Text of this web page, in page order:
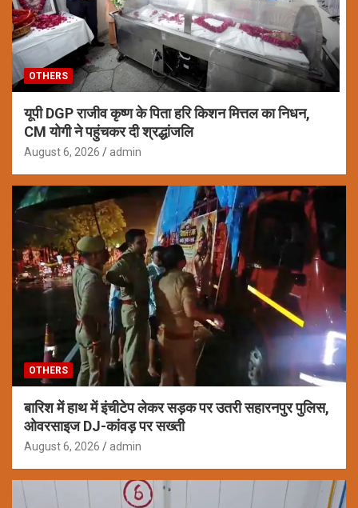
OTHERS
यूपी DGP राजीव कृष्ण के पिता हरि किशन मित्तल का निधन,
CM योगी ने पहुंचकर दी श्रद्धांजलि
August 6, 2026 admin
OTHERS
बारिश में हाथ में इंचीटेप लेकर सड़क पर उतरी सहारनपुर पुलिस,
ओवरसाइज DJ-कांवड़ पर सख्ती
August 6, 2026 admin